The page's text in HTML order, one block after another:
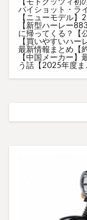
パイショット・ラ
【ニューモデル】
【新型ハーレー
に帰ってくる？【
【買いやすいハ
最新情報まとめ【
【中国メーカー
う話【2025年度ま